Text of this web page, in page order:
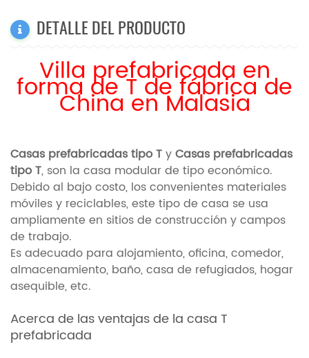
DETALLE DEL PRODUCTO
Villa prefabricada en
forma de T de fábrica de
China en Malasia
Casas prefabricadas tipo TyCasas prefabricadas
tipo T, son la casa modular de tipo económico.
Debido al bajo costo, los convenientes materiales
móviles y reciclables, este tipo de casa se usa
ampliamente en sitios de construcción y campos
de trabajo.
Es adecuado para alojamiento, oficina, comedor,
almacenamiento, baño, casa de refugiados, hogar
asequible, etc.
Acerca de las ventajas de la casa T
prefabricada